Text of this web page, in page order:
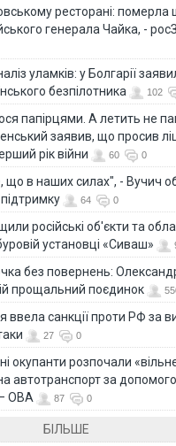
ресторані: померла
генерала Чайка, -
уламків: у Болгарії
безпілотника
102
папірцями. А летить не
заявив, що просив
рік війни
60 0
що в наших силах", - Вучич
64 0
російські об'єкти та
установці «Сиваш»
без повернень:
прощальний поєдинок
ввела санкції проти РФ за
27 0
окупанти розпочали
автотранспорт за
ОВА
87 0
БІЛЬШЕ